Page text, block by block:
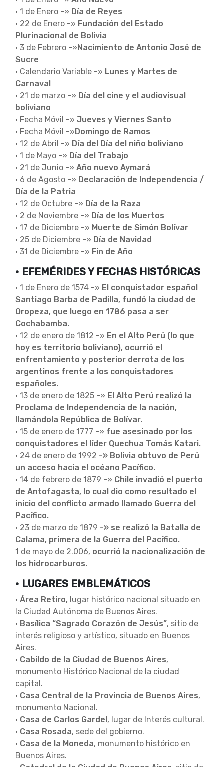
• 1 de Enero -» Día de Reyes
• 22 de Enero -» Fundación del Estado
Plurinacional de Bolivia
• 3 de Febrero -»Nacimiento de Antonio José de
Sucre
• Calendario Variable -» Lunes y Martes de
Carnaval
• 21 de marzo -» Día del cine y el audiovisual
boliviano
• Fecha Móvil -» Jueves y Viernes Santo
• Fecha Móvil -»Domingo de Ramos
• 12 de Abril -» Día del Día del niño boliviano
• 1 de Mayo -» Día del Trabajo
• 21 de Junio -» Año nuevo Aymará
• 6 de Agosto -» Declaración de Independencia /
Día de la Patria
• 12 de Octubre -» Día de la Raza
• 2 de Noviembre -» Día de los Muertos
• 17 de Diciembre -» Muerte de Simón Bolívar
• 25 de Diciembre -» Día de Navidad
• 31 de Diciembre -» Fin de Año
• EFEMÉRIDES Y FECHAS HISTÓRICAS
• 1 de Enero de 1574 -» El conquistador español
Santiago Barba de Padilla, fundó la ciudad de
Oropeza, que luego en 1786 pasa a ser
Cochabamba.
• 12 de enero de 1812 -» En el Alto Perú (lo que
hoy es territorio boliviano), ocurrió el
enfrentamiento y posterior derrota de los
argentinos frente a los conquistadores
españoles.
• 13 de enero de 1825 -» El Alto Perú realizó la
Proclama de Independencia de la nación,
llamándola República de Bolívar.
• 15 de enero de 1777 -» fue asesinado por los
conquistadores el líder Quechua Tomás Katari.
• 24 de enero de 1992 -» Bolivia obtuvo de Perú
un acceso hacia el océano Pacífico.
• 14 de febrero de 1879 -» Chile invadió el puerto
de Antofagasta, lo cual dio como resultado el
inicio del conflicto armado llamado Guerra del
Pacífico.
• 23 de marzo de 1879 -» se realizó la Batalla de
Calama, primera de la Guerra del Pacífico.
1 de mayo de 2.006, ocurrió la nacionalización de
los hidrocarburos.
• LUGARES EMBLEMÁTICOS
• Área Retiro, lugar histórico nacional situado en
la Ciudad Autónoma de Buenos Aires.
• Basílica “Sagrado Corazón de Jesús”, sitio de
interés religioso y artístico, situado en Buenos
Aires.
• Cabildo de la Ciudad de Buenos Aires,
monumento Histórico Nacional de la ciudad
capital.
• Casa Central de la Provincia de Buenos Aires,
monumento Nacional.
• Casa de Carlos Gardel, lugar de Interés cultural.
• Casa Rosada, sede del gobierno.
• Casa de la Moneda, monumento histórico en
Buenos Aires.